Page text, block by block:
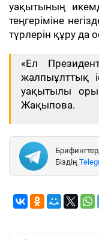
уақытының
теңгеріміне
түрлерін құру да
«Ел
жалпыұлттық
уақытылы
Жақыпова.
Біздің